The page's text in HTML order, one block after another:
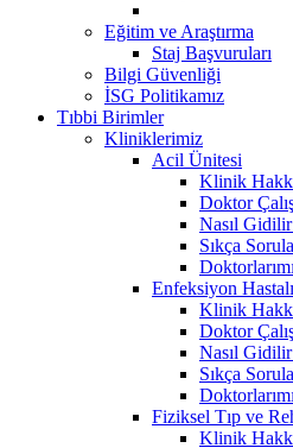
Eğitim ve Araştırma
Staj Başvuruları
Bilgi Güvenliği
İSG Politikamız
Tıbbi Birimler
Kliniklerimiz
Acil Ünitesi
Klinik
Doktor
Nasıl
Sıkça
Enfeksiyon
Klinik
Doktor
Nasıl
Sıkça
Fiziksel Tıp ve
Klinik